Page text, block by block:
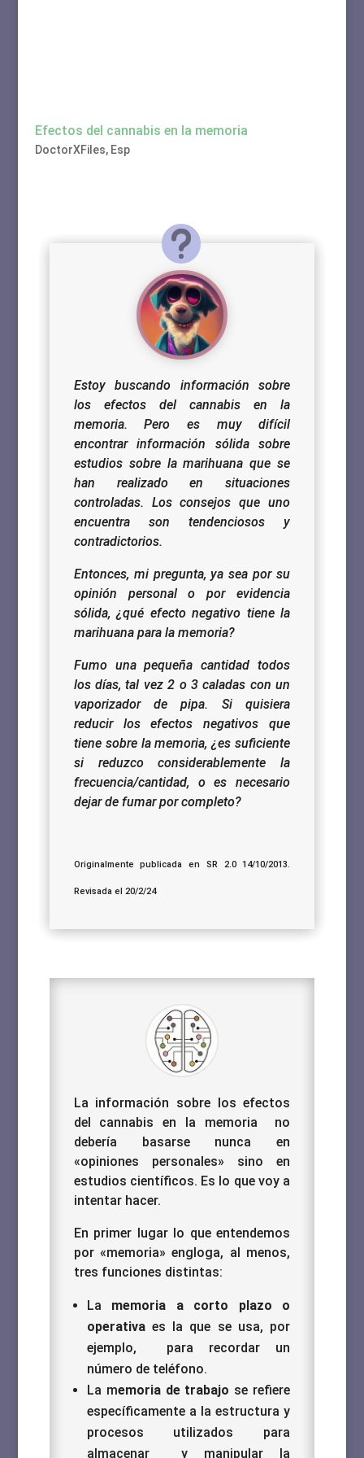
Efectos del cannabis en la memoria
DoctorXFiles, Esp
Estoy buscando información sobre
los efectos del cannabis en la
memoria. Pero es muy difícil
encontrar información sólida sobre
estudios sobre la marihuana que se
han realizado en situaciones
controladas. Los consejos que uno
encuentra son tendenciosos y
contradictorios.
Entonces, mi pregunta, ya sea por su
opinión personal o por evidencia
sólida, ¿qué efecto negativo tiene la
marihuana para la memoria?
Fumo una pequeña cantidad todos
los días, tal vez 2 o 3 caladas con un
vaporizador de pipa. Si quisiera
reducir los efectos negativos que
tiene sobre la memoria, ¿es suficiente
si reduzco considerablemente la
frecuencia/cantidad, o es necesario
dejar de fumar por completo?
Originalmente publicada en SR 2.0 14/10/2013.
Revisada el 20/2/24
La información sobre los efectos
del cannabis en la memoria no
debería basarse nunca en
«opiniones personales» sino en
estudios científicos. Es lo que voy a
intentar hacer.
En primer lugar lo que entendemos
por «memoria» engloga, al menos,
tres funciones distintas:
La memoria a corto plazo o
operativaes la que se usa, por
ejemplo, para recordar un
número de teléfono.
La memoria de trabajo se refiere
específicamente a la estructura y
procesos utilizados para
almacenar y manipular la